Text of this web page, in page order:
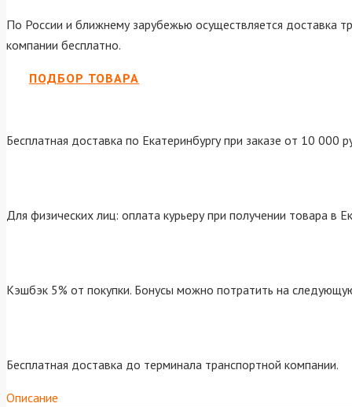
По России и ближнему зарубежью осуществляется доставка
компании бесплатно.
ПОДБОР ТОВАРА
Бесплатная доставка по Екатеринбургу при заказе от 10 000
Для физических лиц: оплата курьеру при получении товара в
Кэшбэк 5% от покупки. Бонусы можно потратить на
Бесплатная доставка до терминала транспортной компании.
Описание